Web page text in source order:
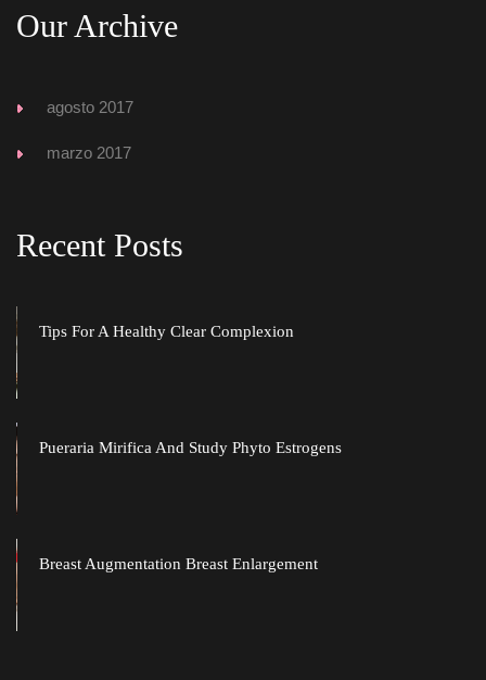
Our Archive
agosto 2017
marzo 2017
Recent Post
Tips For A Healthy Clear Complexion
Pueraria Mirifica And Study Phyto Estrogen
Breast Augmentation Breast Enlargement